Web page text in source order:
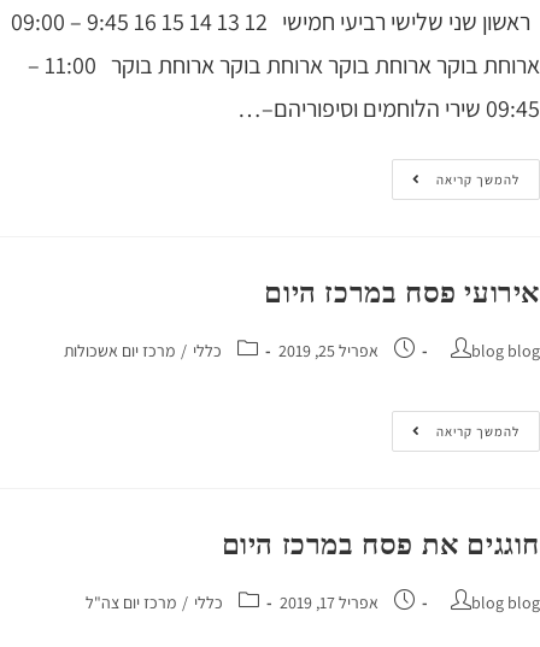
ראשון שני שלישי רביעי חמישי 12 13 14 15 16 9:45 – 09:00
ארוחת בוקר ארוחת בוקר ארוחת בוקר ארוחת בוקר 11:00 –
קריאה
פסח במרכז היום
blog אפריל 25, 2019 כללי / מרכז יום אשכולות
קריאה
את פסח במרכז היום
blog אפריל 17, 2019 כללי / מרכז יום צה"ל